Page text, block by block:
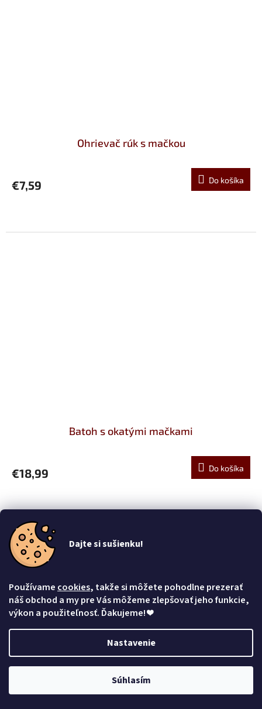
Dajte si sušienku!
Používame cookies, takže si môžete pohodlne prezerať
náš obchod a my pre Vás môžeme zlepšovať jeho funkcie,
výkon a použiteľnosť. Ďakujeme!❤
Nastavenie
Súhlasím
Ohrievač rúk s mačkou
€7,59 Do košíka
Batoh s okatými mačkami
€18,99 Do košíka